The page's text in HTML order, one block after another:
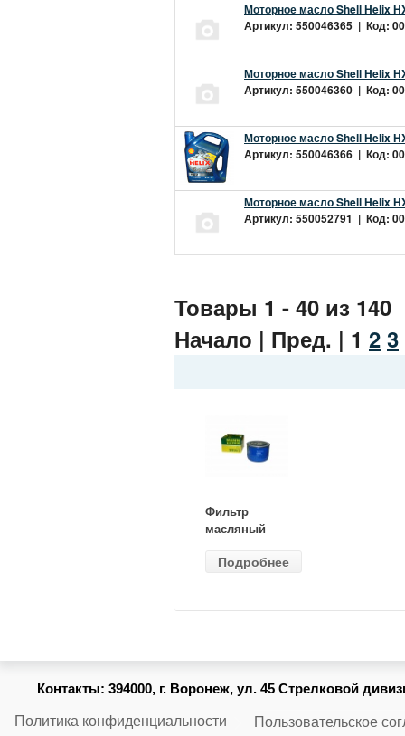
Моторное масло Shell Helix
Артикул: 550046365 | Код:
Моторное масло Shell Helix
Артикул: 550046360 | Код:
Моторное масло Shell Helix
Артикул: 550046366 | Код:
Моторное масло Shell Helix
Артикул: 550052791 | Код:
Товары 1 - 40 из 140
Начало | Пред. | 1 2 3
Фильтр
масляный
(MANN) W
Подробнее
Контакты: 394000, г. Воронеж, ул. 45 Стрелковой
Политика конфиденциальности Пользовательское